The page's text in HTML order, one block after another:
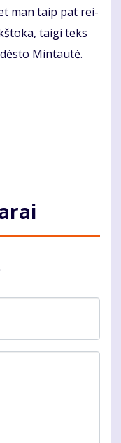
man taip pat rei­
tai­gi teks
Min­tau­tė.